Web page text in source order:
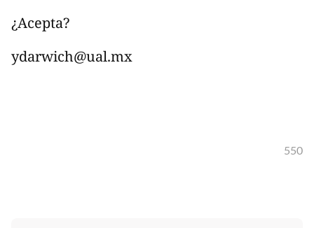
¿Acepta?
ydarwich@ual.mx
550